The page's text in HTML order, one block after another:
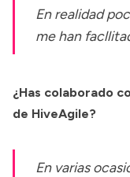
En realidad
me han
¿Has colaborado
de HiveAgile?
En varias